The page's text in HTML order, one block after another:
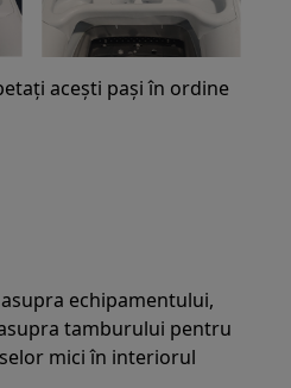
acești pași în ordine
echipamentului,
tamburului pentru
mici în interiorul